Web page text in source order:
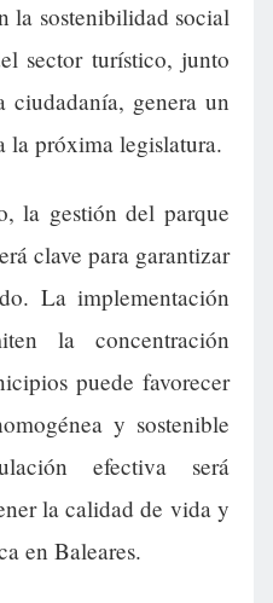
la sostenibilidad social
sector turístico, junto
ciudadanía, genera un
la próxima legislatura.
la gestión del parque
clave para garantizar
La implementación
la concentración
puede favorecer
y sostenible
efectiva será
la calidad de vida y
en Baleares.